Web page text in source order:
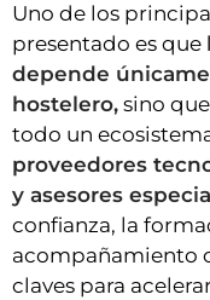
Uno de los
presentado es que
depende
hostelero, sino
todo un
proveedores
y asesores
confianza, la
acompañamiento
claves para